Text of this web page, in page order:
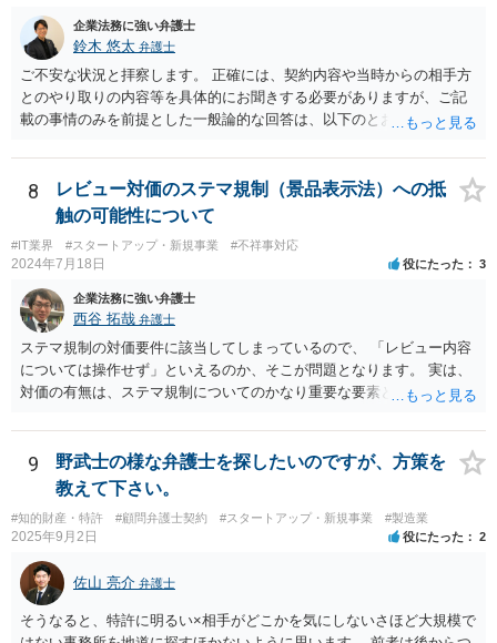
ませんが、責任追及するハードルはかなり上がります。 ②について
は、 実際上、税理士事務所では事務員が顧客対応することが多いと聞
きます。 そのため、メールに税理士が参加していないことや直接面談
していないことをもって賠償請求の理由とすることは現実問題として
は難しい可能性があります。 ③については、 税理士が、契約上の委任
事務外の税務相談をサービスで実施していた場合は、税理士側から積
極的に課税方式を確認しなければならないという程度の注意義務は認
められにくいのではないかと思います。 もっとも、顧問契約締結当初
から本件法人設立の相談についても依頼しており委任事務に含まれて
いたと主張できる事情がある場合には、上記より幾分有利に進められ
るかと思います。 より詳細な検討は、個別に法律事務所に問い合わせ
て法律相談されるとよいでしょう。
企業法務に強い弁護士
鈴木 悠太 弁護士
ご不安な状況と拝察します。 正確には、契約内容や当時からの相手方
とのやり取りの内容等を具体的にお聞きする必要がありますが、ご記
載の事情のみを前提とした一般論的な回答は、以下のとおりです。 ①
前の商事消滅時効、不法行為消滅時効）にかかっている可能性が高い
です。 ②相手方の報告要求については、法的には従う義務はないでし
ょう。 ③すでに対応は完了しており、もし相手方から今後具体的な法
的請求ないし措置がなされれば改めて検討するという方針でもよいよ
うに思われます。
8
レビュー対価のステマ規制（景品表示法）への抵
触の可能性について
#IT業界 #スタートアップ・新規事業 #不祥事対応
2024年7月18日 役にたった 3
企業法務に強い弁護士
西谷 拓哉 弁護士
ステマ規制の対価要件に該当してしまっているので、 「レビュー内容
については操作せず」といえるのか、そこが問題となります。 実は、
対価の有無は、ステマ規制についてのかなり重要な要素となります。
とを条件に割り引くサービスを提供していたケースですが、 明示的に
高評価と指示していなくても、全件報酬を支払うことを約してレビュ
ーをさせるということになれば、結局はそれはレビュー内容について
事業者が関与していると評価され「事業者による表示（広告）」と判
断される余地は残るといえるでしょう。 あくまで、自身の嗜好に基づ
く、自主的なレビューでなければステマ規制にひっかかる可能性があ
るのです。 ※消費者庁のステマ規制の運用ガイドラインであるhttps://
www.caa.go.jp/policies/policy/representation/fair_labeling/guideline/ass
ets/representation_cms216_230328_03.pdf の５頁（イ）、２（１）参
照
9
野武士の様な弁護士を探したいのですが、方策を
教えて下さい。
#知的財産・特許 #顧問弁護士契約 #スタートアップ・新規事業 #製造業
2025年9月2日 役にたった 2
佐山 亮介 弁護士
そうなると、特許に明るい×相手がどこかを気にしないさほど大規模で